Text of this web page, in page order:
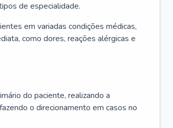
de especialidade.
em variadas condições médicas,
como dores, reações alérgicas e
do paciente, realizando a
o direcionamento em casos no